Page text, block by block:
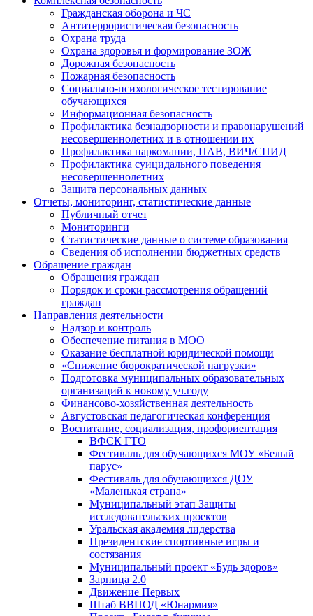
Гражданская оборона и ЧС
Антитеррористическая безопасность
Охрана труда
Охрана здоровья и формирование ЗОЖ
Дорожная безопасность
Пожарная безопасность
Социально-психологическое тестирование
обучающихся
Информационная безопасность
Профилактика безнадзорности и правонарушений
несовершеннолетних и в отношении их
Профилактика наркомании, ПАВ, ВИЧ/СПИД
Профилактика суицидального поведения
несовершеннолетних
Защита персональных данных
Отчеты, мониторинг, статистические данные
Публичный отчет
Мониторинги
Статистические данные о системе образования
Сведения об исполнении бюджетных средств
Обращение граждан
Обращения граждан
Порядок и сроки рассмотрения обращений
граждан
Направления деятельности
Надзор и контроль
Обеспечение питания в МОО
Оказание бесплатной юридической помощи
«Снижение бюрократической нагрузки»
Подготовка муниципальных образовательных
организаций к новому уч.году
Финансово-хозяйственная деятельность
Августовская педагогическая конференция
Воспитание, социализация, профориентация
ВФСК ГТО
Фестиваль для обучающихся МОУ «Белый
парус»
Фестиваль для обучающихся ДОУ
«Маленькая страна»
Муниципальный этап Защиты
исследовательских проектов
Уральская академия лидерства
Президентские спортивные игры и
состязания
Муниципальный проект «Будь здоров»
Зарница 2.0
Движение Первых
Штаб ВВПОД «Юнармия»